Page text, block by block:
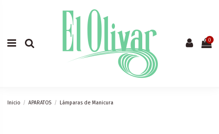
0
Inicio APARATOS Lámparas de Manicura